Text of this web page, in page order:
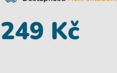
249 Kč